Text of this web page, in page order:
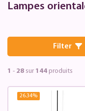
Lampes
Filter
1 - 28 sur 144 produits
26.34%